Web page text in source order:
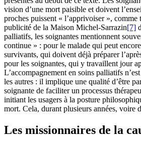
vision d’une mort paisible et doivent
proches puissent « l’apprivoiser », comme
publicité de la Maison Michel-Sarrazin[7]
palliatifs, les soignantes mentionnent
continue » : pour le malade qui peut
survivants, qui doivent déjà préparer
pour les soignantes, qui y travaillent jour
L’accompagnement en soins palliatifs
les autres : il implique une qualité d’être
soignante de faciliter un processus
initiant les usagers à la posture
mort. Cela, durant plusieurs années, voire
Les missionnaires de la